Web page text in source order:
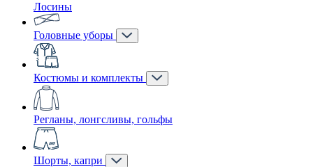
Лосины
Головные уборы
Костюмы и комплекты
Регланы, лонгсливы, гольфы
Шорты, капри